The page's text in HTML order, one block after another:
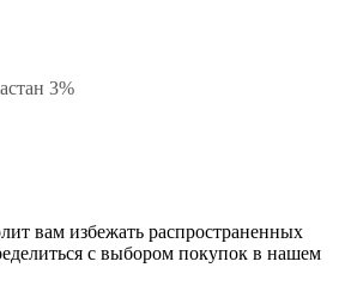
3%
вам избежать распространенных
с выбором покупок в нашем